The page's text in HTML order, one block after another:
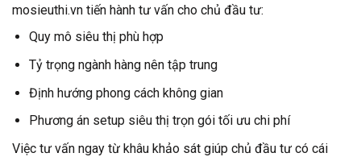
mosieuthi.vn tiến hành tư vấn cho chủ đầu tư:
Quy mô siêu thị phù hợp
Tỷ trọng ngành hàng nên tập trung
Định hướng phong cách không gian
Phương án setup siêu thị trọn gói tối ưu chi phí
Việc tư vấn ngay từ khâu khảo sát giúp chủ đầu tư có cái